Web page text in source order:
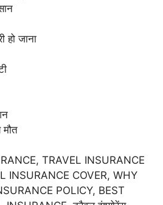
हो जाना
मौत
TRAVEL INSURANCE
INSURANCE COVER, WHY
POLICY, BEST